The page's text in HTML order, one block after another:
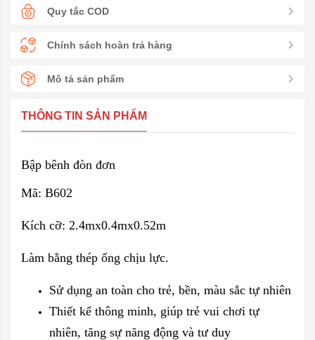
Quy tắc COD
Chính sách hoàn trả hàng
Mô tả sản phẩm
THÔNG TIN SẢN PHẨM
Bập bênh đòn đơn
Mã: B602
Kích cỡ: 2.4mx0.4mx0.52m
Làm bằng thép ống chịu lực.
Sử dụng an toàn cho trẻ, bền, màu sắc tự nhiên
Thiết kế thông minh, giúp trẻ vui chơi tự
nhiên, tăng sự năng động và tư duy